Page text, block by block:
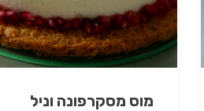
מוס מסקרפונה וניל